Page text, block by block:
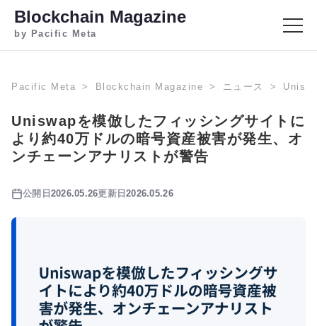
Blockchain Magazine
by Pacific Meta
Pacific Meta Blockchain Magazine ニュース
Uniswapを模倣したフィッシングサイトに
より約40万ドルの暗号資産被害が発生、オ
ンチェーンアナリストが警告
公開日 2026.05.26更新日2026.05.26